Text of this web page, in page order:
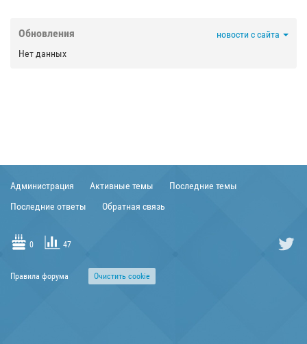
Обновления
новости с сайта
Нет данных
Администрация Активные темы
Последние темы
Последние ответы
Обратная связь
0 47
Правила форума Очиcтить cookie